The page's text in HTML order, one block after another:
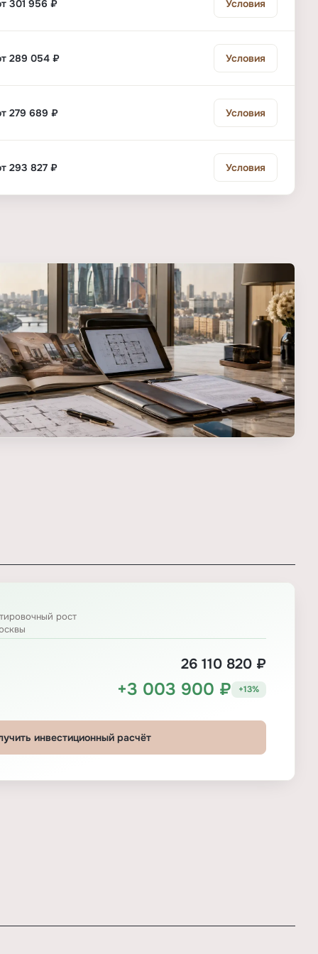
301 956 ₽ Условия
289 054 ₽ Условия
279 689 ₽ Условия
293 827 ₽ Условия
рост
26 110 820 ₽
+3 003 900 ₽ +13%
инвестиционный расчёт